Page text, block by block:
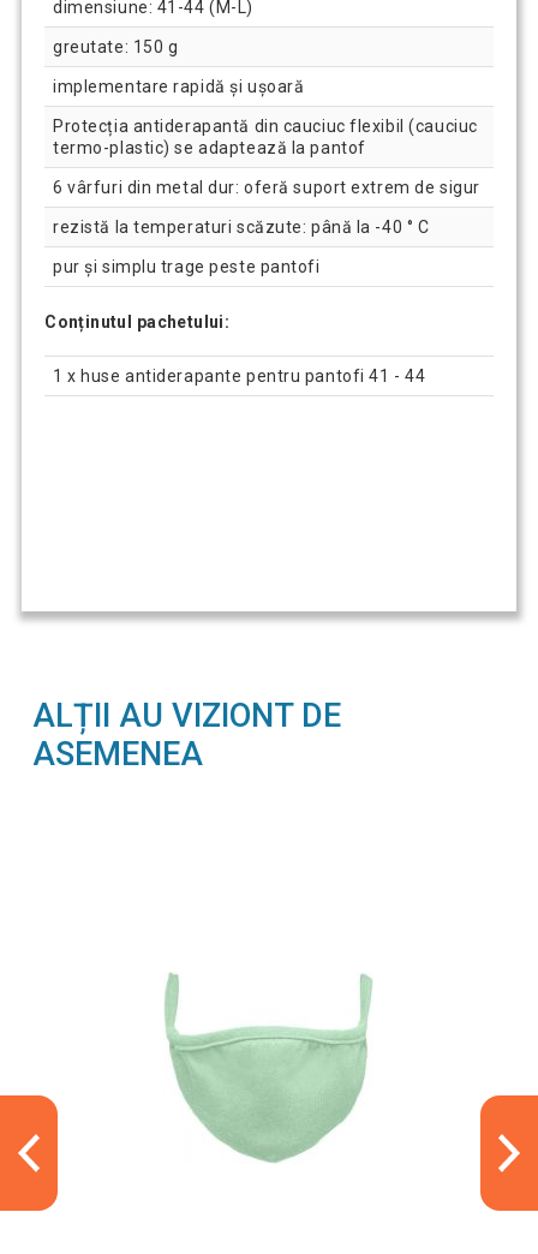
dimensiune: 41-44 (M-L)
greutate: 150 g
implementare rapidă și ușoară
Protecția antiderapantă din cauciuc flexibil (cauciuc
termo-plastic) se adaptează la pantof
6 vârfuri din metal dur: oferă suport extrem de sigur
rezistă la temperaturi scăzute: până la -40 ° C
pur și simplu trage peste pantofi
Conținutul pachetului:
1 x huse antiderapante pentru pantofi 41 - 44
ALȚII AU VIZIONT DE
ASEMENEA